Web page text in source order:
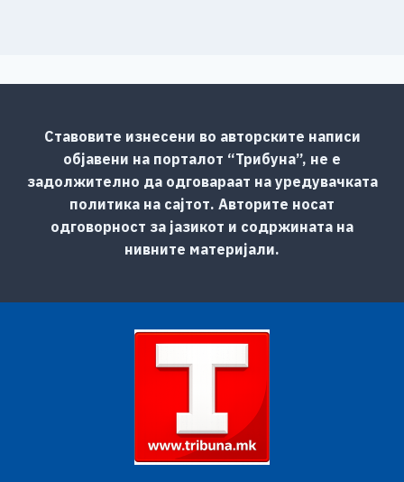
Ставовите изнесени во авторските написи
објавени на порталот “Трибуна”, не е
задолжително да одговараат на уредувачката
политика на сајтот. Авторите носат
одговорност за јазикот и содржината на
нивните материјали.